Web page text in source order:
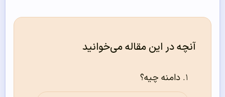
آنچه در این مقاله می‌خوانید
دامنه چیه؟